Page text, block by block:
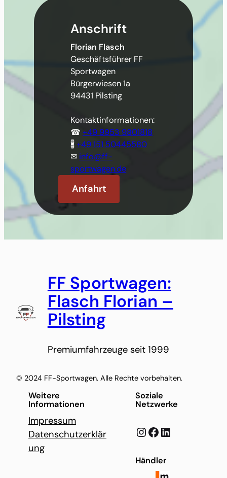
Anschrift
Florian Flasch
Geschäftsführer FF
Sportwagen
Bürgerwiesen 1a
94431 Pilsting
Kontaktinformationen:
☎+49 9953 9801818
🖁+49 151 50445580
✉ info@ff-
sportwagen.de
Anfahrt
FF Sportwagen:
Flasch Florian –
Pilsting
Premiumfahrzeuge seit 1999
© 2024 FF-Sportwagen. Alle Rechte vorbehalten.
Weitere
Informationen
Impressum
Datenschutzerklär
ung
Soziale
Netzwerke
InstagramFacebook LinkedIn
Händler